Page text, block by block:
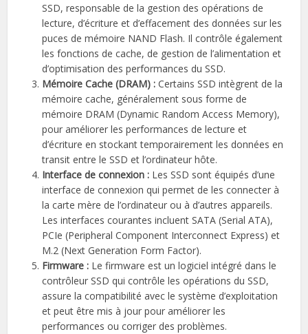
SSD, responsable de la gestion des opérations de
lecture, d’écriture et d’effacement des données sur les
puces de mémoire NAND Flash. Il contrôle également
les fonctions de cache, de gestion de l’alimentation et
d’optimisation des performances du SSD.
Mémoire Cache (DRAM) : Certains SSD intègrent de la
mémoire cache, généralement sous forme de
mémoire DRAM (Dynamic Random Access Memory),
pour améliorer les performances de lecture et
d’écriture en stockant temporairement les données en
transit entre le SSD et l’ordinateur hôte.
Interface de connexion : Les SSD sont équipés d’une
interface de connexion qui permet de les connecter à
la carte mère de l’ordinateur ou à d’autres appareils.
Les interfaces courantes incluent SATA (Serial ATA),
PCIe (Peripheral Component Interconnect Express) et
M.2 (Next Generation Form Factor).
Firmware : Le firmware est un logiciel intégré dans le
contrôleur SSD qui contrôle les opérations du SSD,
assure la compatibilité avec le système d’exploitation
et peut être mis à jour pour améliorer les
performances ou corriger des problèmes.